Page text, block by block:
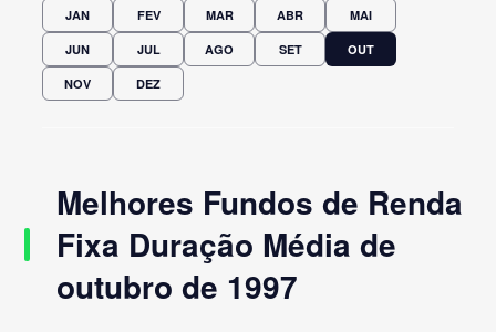
JAN FEV MAR ABR MAI
JUN JUL AGO SET OUT
NOV DEZ
Melhores Fundos de Renda
Fixa Duração Média de
outubro de 1997